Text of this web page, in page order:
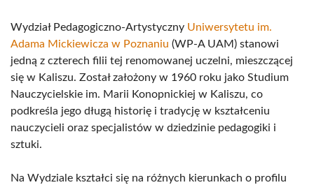
Wydział Pedagogiczno-Artystyczny Uniwersytetu im.
Adama Mickiewicza w Poznaniu (WP-A UAM) stanowi
jedną z czterech filii tej renomowanej uczelni, mieszczącej
się w Kaliszu. Został założony w 1960 roku jako Studium
Nauczycielskie im. Marii Konopnickiej w Kaliszu, co
podkreśla jego długą historię i tradycję w kształceniu
nauczycieli oraz specjalistów w dziedzinie pedagogiki i
sztuki.
Na Wydziale kształci się na różnych kierunkach o profilu